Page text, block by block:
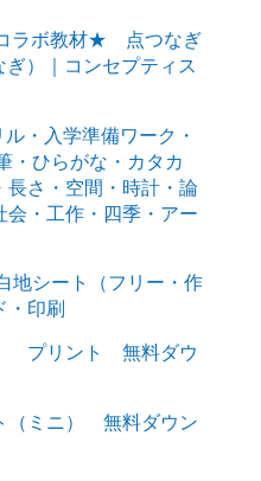
ラボ教材★ 点つなぎ
ぎ）｜コンセプティス
・入学準備ワーク・
・ひらがな・カタカ
長さ・空間・時計・論
・工作・四季・アー
シート（フリー・作
印刷
プリント 無料ダウ
（ミニ） 無料ダウン